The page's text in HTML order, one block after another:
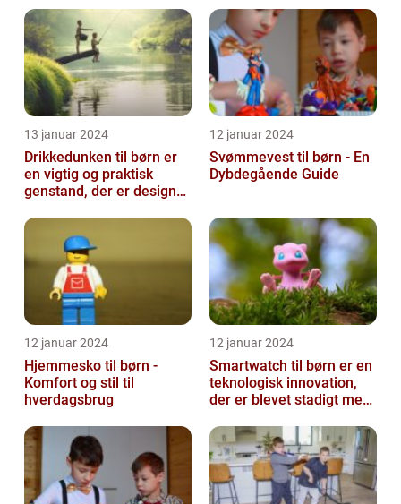
13 januar 2024
Drikkedunken til børn er
en vigtig og praktisk
genstand, der er designet
...
12 januar 2024
Svømmevest til børn - En
Dybdegående Guide
12 januar 2024
Hjemmesko til børn -
Komfort og stil til
hverdagsbrug
12 januar 2024
Smartwatch til børn er en
teknologisk innovation,
der er blevet stadigt mere